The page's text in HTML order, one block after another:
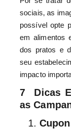
sociais, as
possível opte
em alimentos
dos pratos e
seu
impacto
7 Dicas
as